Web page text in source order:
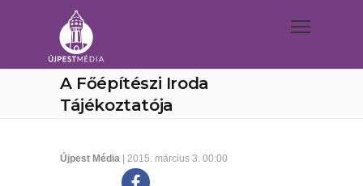
A Főépítészi Iroda
Tájékoztatója
Újpest Média | 2015. március 3. 00:00